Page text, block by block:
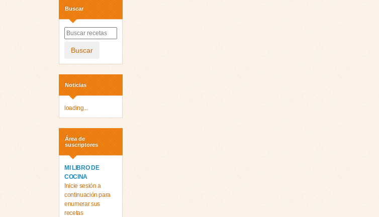
Buscar
Buscar
Noticias
loading...
Área de
suscriptores
MI LIBRO DE
COCINA
Inicie sesión a
continuación para
enumerar sus
recetas